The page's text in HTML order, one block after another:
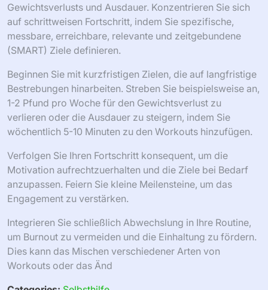
Gewichtsverlusts und Ausdauer. Konzentrieren Sie sich
auf schrittweisen Fortschritt, indem Sie spezifische,
messbare, erreichbare, relevante und zeitgebundene
(SMART) Ziele definieren.
Beginnen Sie mit kurzfristigen Zielen, die auf langfristige
Bestrebungen hinarbeiten. Streben Sie beispielsweise an,
1-2 Pfund pro Woche für den Gewichtsverlust zu
verlieren oder die Ausdauer zu steigern, indem Sie
wöchentlich 5-10 Minuten zu den Workouts hinzufügen.
Verfolgen Sie Ihren Fortschritt konsequent, um die
Motivation aufrechtzuerhalten und die Ziele bei Bedarf
anzupassen. Feiern Sie kleine Meilensteine, um das
Engagement zu verstärken.
Integrieren Sie schließlich Abwechslung in Ihre Routine,
um Burnout zu vermeiden und die Einhaltung zu fördern.
Dies kann das Mischen verschiedener Arten von
Workouts oder das Änd